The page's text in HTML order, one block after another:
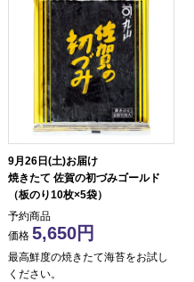
9月26日(土)お届け
焼きたて 佐賀の初づみゴールド
（板のり10枚×5袋）
予約商品
価格 5,650
最高鮮度の焼きたて海苔をお試し
ください。